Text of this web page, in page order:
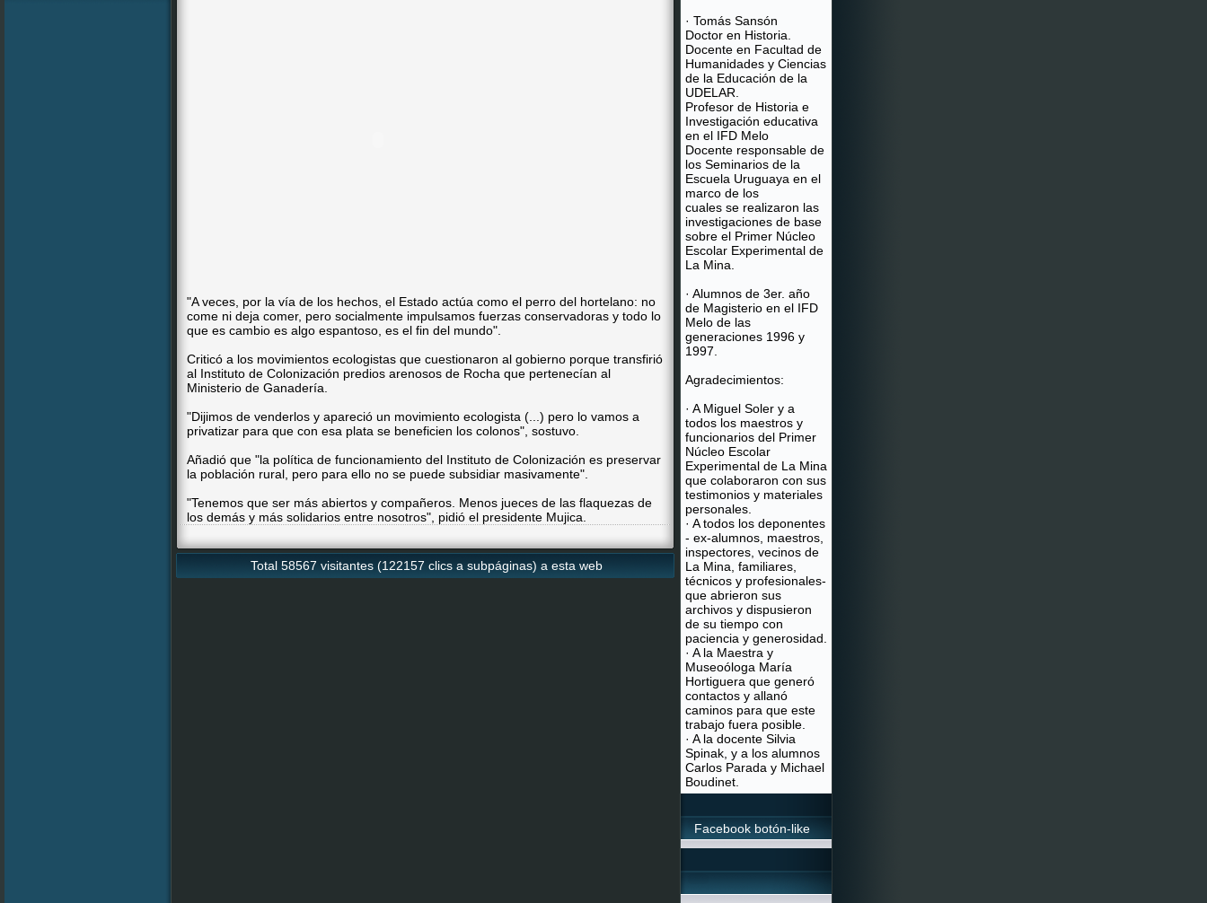
"A veces, por la vía de los hechos, el Estado actúa como el perro del hortelano: no
come ni deja comer, pero socialmente impulsamos fuerzas conservadoras y todo lo
que es cambio es algo espantoso, es el fin del mundo".
Criticó a los movimientos ecologistas que cuestionaron al gobierno porque transfirió
al Instituto de Colonización predios arenosos de Rocha que pertenecían al
Ministerio de Ganadería.
"Dijimos de venderlos y apareció un movimiento ecologista (...) pero lo vamos a
privatizar para que con esa plata se beneficien los colonos", sostuvo.
Añadió que "la política de funcionamiento del Instituto de Colonización es preservar
la población rural, pero para ello no se puede subsidiar masivamente".
"Tenemos que ser más abiertos y compañeros. Menos jueces de las flaquezas de
los demás y más solidarios entre nosotros", pidió el presidente Mujica.
Total 58567 visitantes (122157 clics a subpáginas) a esta web
· Tomás Sansón
Doctor en Historia.
Docente en Facultad de
Humanidades y Ciencias
de la Educación de la
UDELAR.
Profesor de Historia e
Investigación educativa
en el IFD Melo
Docente responsable de
los Seminarios de la
Escuela Uruguaya en el
marco de los
cuales se realizaron las
investigaciones de base
sobre el Primer Núcleo
Escolar Experimental de
La Mina.
· Alumnos de 3er. año
de Magisterio en el IFD
Melo de las
generaciones 1996 y
1997.
Agradecimientos:
· A Miguel Soler y a
todos los maestros y
funcionarios del Primer
Núcleo Escolar
Experimental de La Mina
que colaboraron con sus
testimonios y materiales
personales.
· A todos los deponentes
- ex-alumnos, maestros,
inspectores, vecinos de
La Mina, familiares,
técnicos y profesionales-
que abrieron sus
archivos y dispusieron
de su tiempo con
paciencia y generosidad.
· A la Maestra y
Museoóloga María
Hortiguera que generó
contactos y allanó
caminos para que este
trabajo fuera posible.
· A la docente Silvia
Spinak, y a los alumnos
Carlos Parada y Michael
Boudinet.
Facebook botón-like